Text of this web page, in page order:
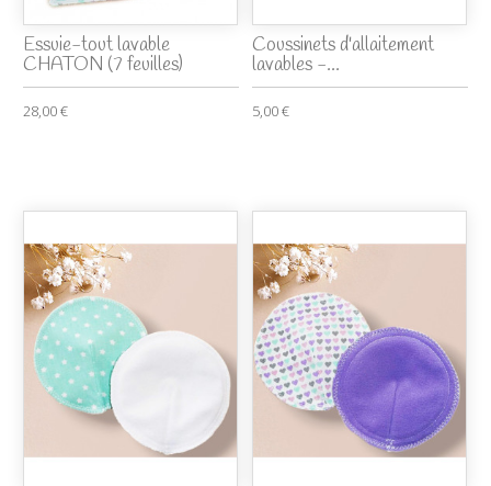
Essuie-tout lavable
CHATON (7 feuilles)
28,00 €
Coussinets d'allaitement
lavables -...
5,00 €